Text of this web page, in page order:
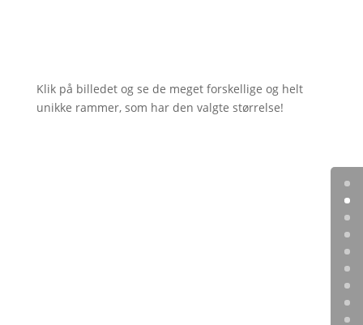
Klik på billedet og se de meget forskellige og helt
unikke rammer, som har den valgte størrelse!